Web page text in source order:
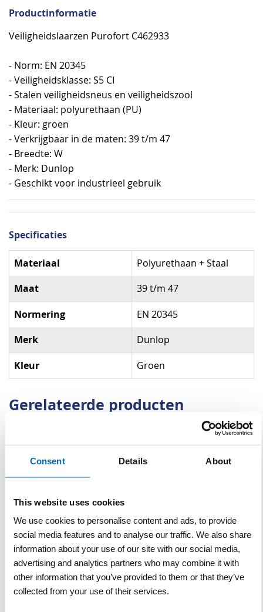
Consent Details About
This website uses cookies
We use cookies to personalise content and ads, to provide
social media features and to analyse our traffic. We also share
information about your use of our site with our social media,
advertising and analytics partners who may combine it with
other information that you’ve provided to them or that they’ve
collected from your use of their services.
Productinformatie
Veiligheidslaarzen Purofort C462933
- Norm: EN 20345
- Veiligheidsklasse: S5 CI
- Stalen veiligheidsneus en veiligheidszool
- Materiaal: polyurethaan (PU)
- Kleur: groen
- Verkrijgbaar in de maten: 39 t/m 47
- Breedte: W
- Merk: Dunlop
- Geschikt voor industrieel gebruik
Specificaties
Specificaties
Materiaal Polyurethaan + Staal
Maat 39 t/m 47
Normering EN 20345
Merk Dunlop
Kleur Groen
Gerelateerde producten
Laarzen stalen neus en
zool Dunlop Purofort
groen
VERLANGLIJST
VERGELIJKEN
Artnr cp292 excl. btw